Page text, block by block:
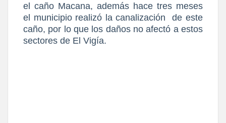
el caño Macana, además hace tres meses
el municipio realizó la canalización
de este
caño, por lo que los daños no afectó a estos
sectores de El Vigía.